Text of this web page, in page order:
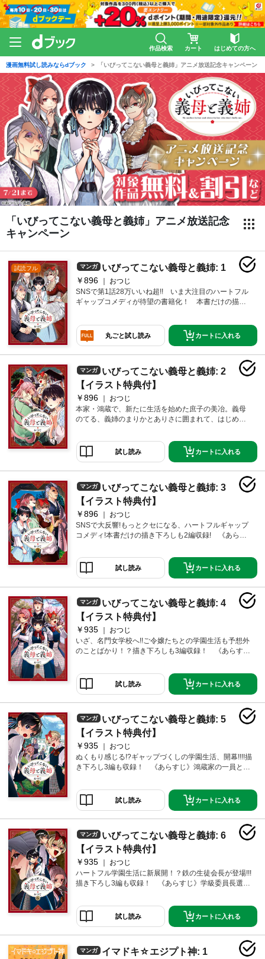
作品検索 カート はじめての方へ
漫画無料試し読みならdブック 「いびってこない義母と義姉」アニメ放送記念キャンペーン
「いびってこない義母と義姉」アニメ放送記念
キャンペーン
試読フル マンガ いびってこない義母と義姉: 1
￥896
おつじ
SNSで第1話28万いいね超!! いま大注目のハートフル
ギャップコメディが待望の書籍化！ 本書だけの描き
は、母の死をきっかけに本家の鴻蔵家に引き取られる
ことになりました。そこで待ち受けていたのは恐ろし
丸ごと試し読み カートに入れる
マンガ
いびってこない義母と義姉: 2
【イラスト特典付】
￥896
おつじ
本家・鴻蔵で、新たに生活を始めた庶子の美冶。義母
のてる、義姉のまりかとありさに囲まれて、はじめて
とまらない！ 本書だけの描き下ろしを30ページ以上
収録！
試し読み カートに入れる
マンガ
いびってこない義母と義姉: 3
【イラスト特典付】
￥896
おつじ
SNSで大反響!もっとクセになる、ハートフルギャップ
コメディ!本書だけの描き下ろしも2編収録! 《あらす
て、お茶会や衣替えなど義母や義姉たちとの生活に少
しずつ慣れてきた様子だが新たな試練が――!?母・てる
の意外な交友関係もあきらかに…!
試し読み カートに入れる
マンガ
いびってこない義母と義姉: 4
【イラスト特典付】
￥935
おつじ
いざ、名門女学校へ!!ご令嬢たちとの学園生活も予想外
のことばかり！？描き下ろしも3編収録！ 《あらす
学園で待ち受けているのは――！？
試し読み カートに入れる
マンガ
いびってこない義母と義姉: 5
【イラスト特典付】
￥935
おつじ
ぬくもり感じる!?ギャップづくしの学園生活、開幕!!!!描
き下ろし3編も収録！ 《あらすじ》鴻蔵家の一員とし
ていた。そんななか生徒会への登竜門である学級委員
長選挙が開催されることになり――！新たな出会いも!?
な第5巻！
試し読み カートに入れる
マンガ
いびってこない義母と義姉: 6
【イラスト特典付】
￥935
おつじ
ハートフル学園生活に新展開！？鉄の生徒会長が登場!!!
描き下ろし3編も収録！ 《あらすじ》学級委員長選挙
れてしまい――！？生徒会長と義姉・まりかも深い関
係があるようで…。そして全校生徒を挙げた初めての
大イベント・体育祭が始まる…！
試し読み カートに入れる
マンガ イマドキ☆エジプト神: 1